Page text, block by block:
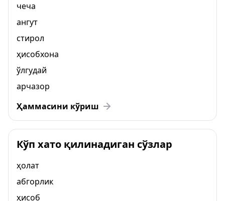
чеча
ангут
стирол
ҳисобхона
ўлгудай
арчазор
Ҳаммасини кўриш
Кўп хато қилинадиган сўзлар
ҳолат
абгорлик
ҳисоб